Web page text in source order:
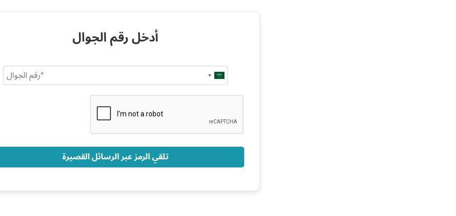
أدخل رقم الجوال
Saudi
Arabia
تلقي الرمز عبر الرسائل القصيرة